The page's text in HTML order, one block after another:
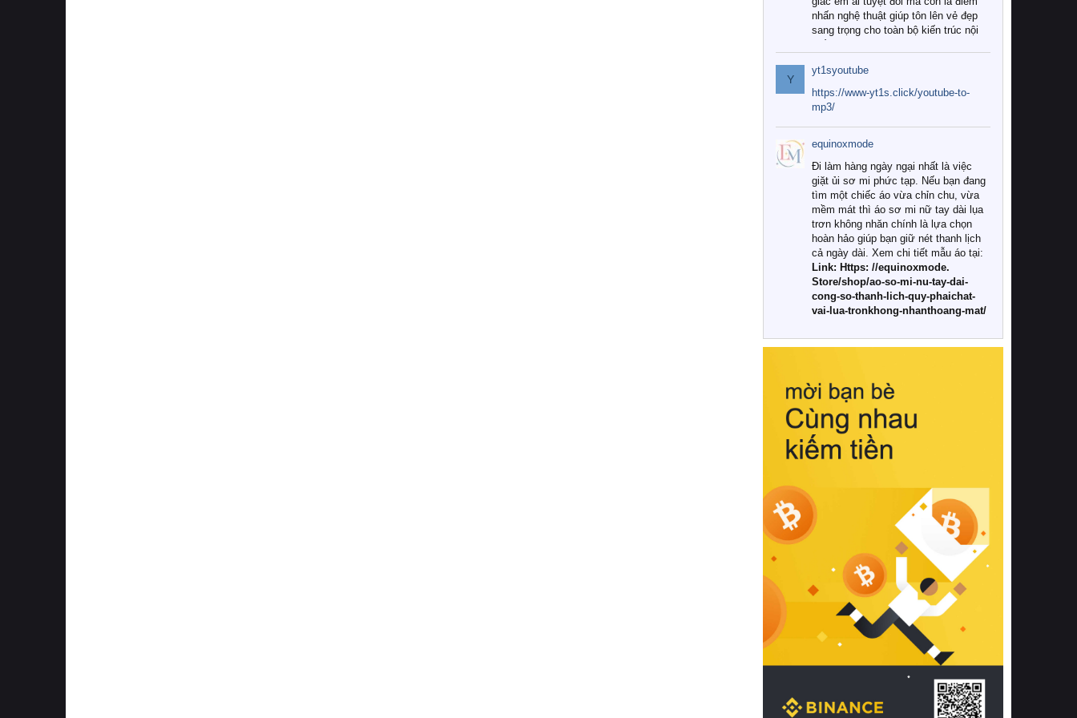
nhấn nghệ thuật giúp tôn lên vẻ đẹp
sang trọng cho toàn bộ kiến trúc nội
Tuy nhiên, giữa thị trường đa dạng
với vô vàn thương hiệu và mẫu mã
như hiện nay, làm thế nào để chọn
được những bộ chăn ga gối đệm cao
cấp thực sự chất lượng, phù hợp với
khí hậu và nhu cầu sử dụng của gia
đình? Hãy cùng chúng tôi đi tìm lời
giải đáp chi tiết qua bài viết dưới đây.
1. Tại sao các gia đình hiện đại lại ưa
chuộng chăn ga gối đệm cao cấp?
Khác với các dòng sản phẩm thông
thường, những bộ chăn ga gối đệm
cao cấp trải qua quy trình sản xuất
nghiêm ngặt từ khâu chọn lọc nguyên
liệu tự nhiên đến công nghệ dệt
nhuộm hiện đại không chứa hóa chất
này, bạn sẽ cảm nhận rõ rệt sự khác
hồi chuẩn xác của phần đệm nâng đỡ
cột sống.
Bên cạnh đó, việc lựa chọn các dòng
sản phẩm đạt chuẩn chất lượng quốc
tế còn giúp ngăn ngừa tình trạng kích
khuẩn và nấm mốc trong điều kiện
thời tiết nóng ẩm. Bạn có thể tìm hiểu
thêm các nghiên cứu khoa học về tác
động của giấc ngủ và môi trường
phòng ngủ đối với sức khỏe con
người tại Sleep Foundation (External
Link) để có cái nhìn toàn diện hơn.
2. Các tiêu chí vàng khi lựa chọn
chăn ga gối đệm cao cấp cho phòng
ngủ
Để sở hữu một bộ chăn ga gối đệm
cao cấp hoàn hảo cả về thẩm mỹ lẫn
công năng, người tiêu dùng cần cân
nhắc kỹ lưỡng các tiêu chí quan trọng
Y
yt1syoutube
https://www-yt1s.click/youtube-to-
mp3/
equinoxmode
Đi làm hàng ngày ngại nhất là việc
giặt ủi sơ mi phức tạp. Nếu bạn đang
tìm một chiếc áo vừa chỉn chu, vừa
mềm mát thì áo sơ mi nữ tay dài lụa
trơn không nhăn chính là lựa chọn
hoàn hảo giúp bạn giữ nét thanh lịch
cả ngày dài. Xem chi tiết mẫu áo tại:
Link: Https: //equinoxmode.
Store/shop/ao-so-mi-nu-tay-dai-
cong-so-thanh-lich-quy-phaichat-
vai-lua-tronkhong-nhanthoang-mat/